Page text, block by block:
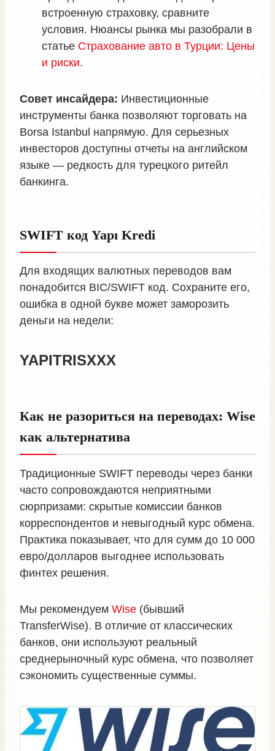
встроенную страховку, сравните
условия. Нюансы рынка мы разобрали в
статье Страхование авто в Турции: Цены
и риски.
Совет инсайдера: Инвестиционные
инструменты банка позволяют торговать на
Borsa Istanbul напрямую. Для серьезных
инвесторов доступны отчеты на английском
языке — редкость для турецкого ритейл
банкинга.
SWIFT код Yapı Kredi
Для входящих валютных переводов вам
понадобится BIC/SWIFT код. Сохраните его,
ошибка в одной букве может заморозить
деньги на недели:
YAPITRISXXX
Как не разориться на переводах: Wise
как альтернатива
Традиционные SWIFT переводы через банки
часто сопровождаются неприятными
сюрпризами: скрытые комиссии банков
корреспондентов и невыгодный курс обмена.
Практика показывает, что для сумм до 10 000
евро/долларов выгоднее использовать
финтех решения.
Мы рекомендуем Wise (бывший
TransferWise). В отличие от классических
банков, они используют реальный
среднерыночный курс обмена, что позволяет
сэкономить существенные суммы.